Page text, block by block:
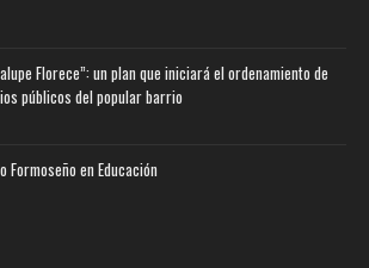
Florece”: un plan que iniciará el ordenamiento de
públicos del popular barrio
Formoseño en Educación